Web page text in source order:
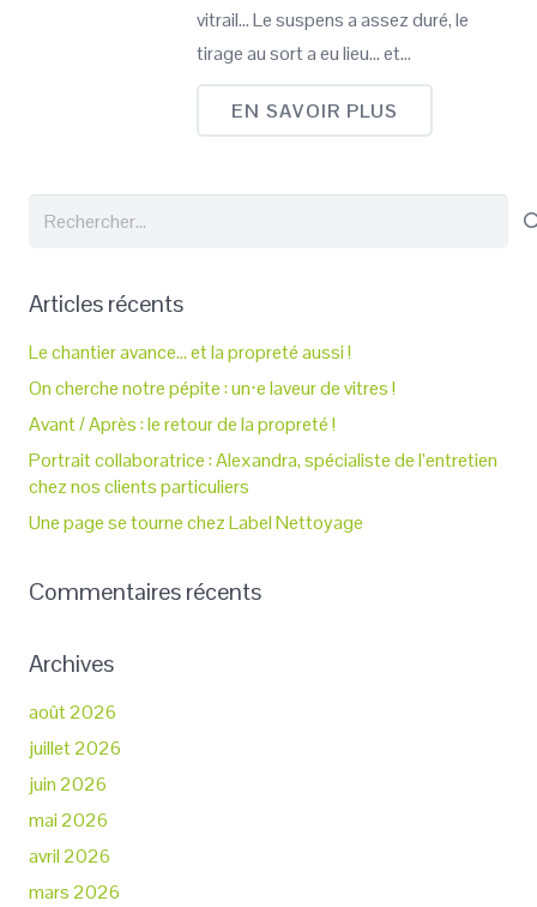
vitrail… Le suspens a assez duré, le
tirage au sort a eu lieu… et…
EN SAVOIR PLUS
Rechercher :
Articles récents
Le chantier avance… et la propreté aussi !
On cherche notre pépite : un⋅e laveur de vitres !
Avant / Après : le retour de la propreté !
Portrait collaboratrice : Alexandra, spécialiste de l’entretien
chez nos clients particuliers
Une page se tourne chez Label Nettoyage
Commentaires récents
Archives
août 2026
juillet 2026
juin 2026
mai 2026
avril 2026
mars 2026